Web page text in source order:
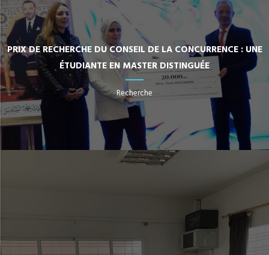
PRIX DE RECHERCHE DU CONSEIL DE LA CONCURRENCE : UNE
ÉTUDIANTE EN MASTER DISTINGUÉE
Recherche